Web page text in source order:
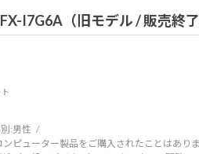
I7G6A（旧モデル / 販売終了
:男性
ピューター製品をご購入されたことはあり